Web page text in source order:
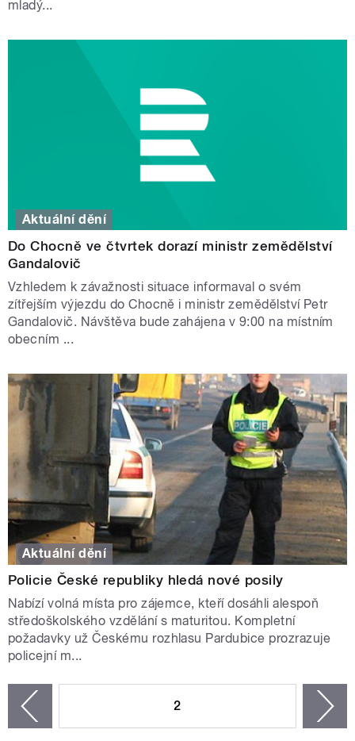
mladý...
Aktuální dění
Do Chocně ve čtvrtek dorazí ministr zemědělství
Gandalovič
Vzhledem k závažnosti situace informaval o svém
zítřejším výjezdu do Chocně i ministr zemědělství Petr
Gandalovič. Návštěva bude zahájena v 9:00 na místním
obecním ...
Aktuální dění
Policie České republiky hledá nové posily
Nabízí volná místa pro zájemce, kteří dosáhli alespoň
středoškolského vzdělání s maturitou. Kompletní
požadavky už Českému rozhlasu Pardubice prozrazuje
policejní m...
2